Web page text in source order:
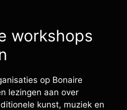
workshops
op Bonaire
lezingen aan over
kunst, muziek en